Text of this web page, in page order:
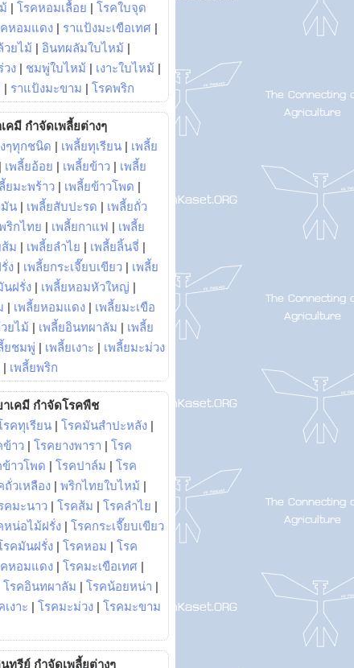
| โรคหอมเลื้อย | โรคใบจุด
หอมแดง | ราแป้งมะเขือเทศ |
ยไม้ | อินทผลัมใบไหม้ |
ง | ชมพู่ใบไหม้ | เงาะใบไหม้ |
| ราแป้งมะขาม | โรคพริก
คมี กำจัดเพลี้ยต่างๆ
ๆทุกชนิด | เพลี้ยทุเรียน | เพลี้ย
| เพลี้ยอ้อย | เพลี้ยข้าว | เพลี้ย
ยมะพร้าว | เพลี้ยข้าวโพด |
มัน | เพลี้ยสับปะรด | เพลี้ยถั่ว
ริกไทย | เพลี้ยกาแฟ | เพลี้ย
ส้ม | เพลี้ยลำไย | เพลี้ยลิ้นจี่ |
ง | เพลี้ยกระเจี๊ยบเขียว | เพลี้ย
นฝรั่ง | เพลี้ยหอมหัวใหญ่ |
| เพลี้ยหอมแดง | เพลี้ยมะเขือ
ยไม้ | เพลี้ยอินทผาลัม | เพลี้ย
ยชมพู่ | เพลี้ยเงาะ | เพลี้ยมะม่วง
| เพลี้ยพริก
าเคมี กำจัดโรคพืช
รคทุเรียน | โรคมันสำปะหลัง |
ข้าว | โรคยางพารา | โรค
ข้าวโพด | โรคปาล์ม | โรค
ถั่วเหลือง | พริกไทยใบไหม้ |
คมะนาว | โรคส้ม | โรคลำไย |
หน่อไม้ฝรั่ง | โรคกระเจี๊ยบเขียว
รคมันฝรั่ง | โรคหอม | โรค
หอมแดง | โรคมะเขือเทศ |
โรคอินทผาลัม | โรคน้อยหน่า |
เงาะ | โรคมะม่วง | โรคมะขาม
ทรีย์ กำจัดเพลี้ยต่างๆ